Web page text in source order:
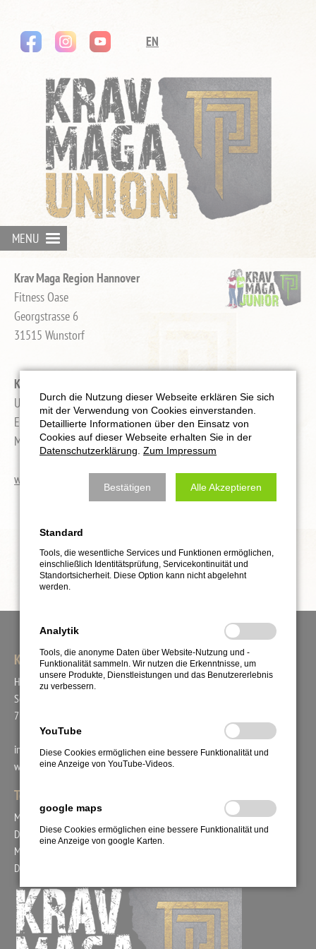
Navigation
überspringen
instagram youtube
EN
MENU
Krav Maga Region Hannover
Fitness Oase
Georgstrasse 6
31515 Wunstorf
Kontakt:
Ulf Reinecke, Krav Maga Full Instructor
Email: info@kravmaga-hannover.com
Mobil: 0171 - 412 8733
www.kravmaga-hannover.com
KRAV MAGA UNION
Head Coach Bogac Demirer
Schafäckerstr. 44
71711 Steinheim
info@kravmaga-union.de
www.kravmaga-union.com
Tel.: +49. 171. 2978554
Mo. 15:00 - 18:00 Uhr
Di. 09:00 - 12:00 Uhr
Mi. 15:00 - 17:00 Uhr
Do. 09:00 - 12:00 Uhr
Durch die Nutzung dieser Webseite erklären Sie sich
mit der Verwendung von Cookies einverstanden.
Detaillierte Informationen über den Einsatz von
Cookies auf dieser Webseite erhalten Sie in der
Datenschutzerklärung Zum Impressum
Bestätigen Alle Akzeptieren
Standard
Tools, die wesentliche Services und Funktionen ermöglichen,
einschließlich Identitätsprüfung, Servicekontinuität und
Standortsicherheit. Diese Option kann nicht abgelehnt
werden.
Analytik
Tools, die anonyme Daten über Website-Nutzung und -
Funktionalität sammeln. Wir nutzen die Erkenntnisse, um
unsere Produkte, Dienstleistungen und das Benutzererlebnis
zu verbessern.
YouTube
Diese Cookies ermöglichen eine bessere Funktionalität und
eine Anzeige von YouTube-Videos.
google maps
Diese Cookies ermöglichen eine bessere Funktionalität und
eine Anzeige von google Karten.